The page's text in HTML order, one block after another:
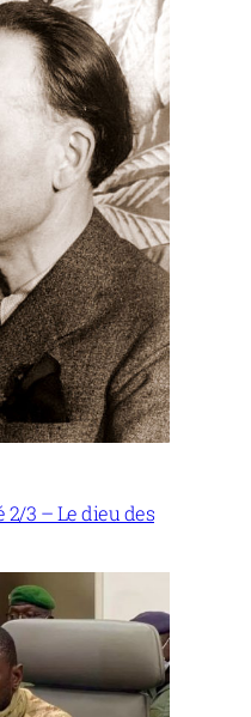
2/3 – Le dieu des